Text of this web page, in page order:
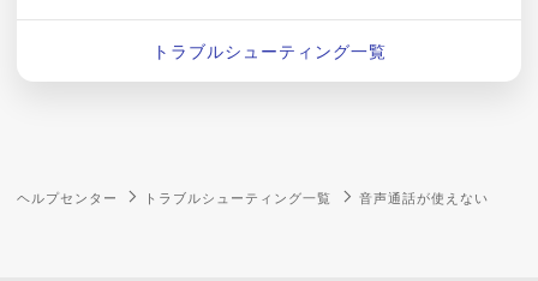
トラブルシューティング一覧
ヘルプセンター トラブルシューティング一覧 音声通話が使えない